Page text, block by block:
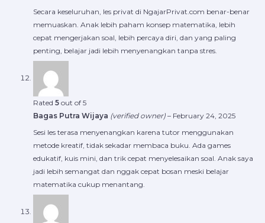
Secara keseluruhan, les privat di NgajarPrivat.com benar-benar
memuaskan. Anak lebih paham konsep matematika, lebih
cepat mengerjakan soal, lebih percaya diri, dan yang paling
penting, belajar jadi lebih menyenangkan tanpa stres.
Rated 5 out of 5
Bagas Putra Wijaya (verified owner) – February 24, 2025
Sesi les terasa menyenangkan karena tutor menggunakan
metode kreatif, tidak sekadar membaca buku. Ada games
edukatif, kuis mini, dan trik cepat menyelesaikan soal. Anak saya
jadi lebih semangat dan nggak cepat bosan meski belajar
matematika cukup menantang.